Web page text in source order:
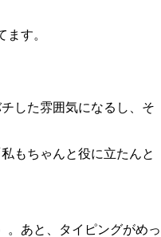
す。
した雰囲気になるし、そ
もちゃんと役に立たんと
あと、タイピングがめっ